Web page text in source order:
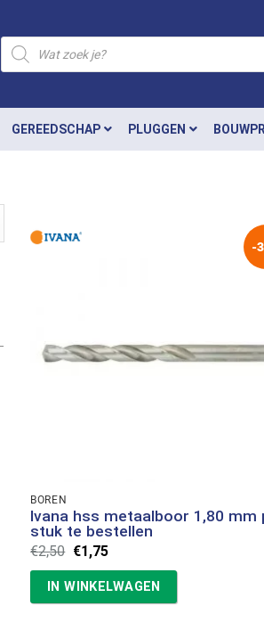
Producten
zoeken
GEREEDSCHAP PLUGGEN
-
BOREN
Ivana hss metaalboor 1,80 mm
stuk te bestellen
€2,50 Oorspronkelijke
prijs
€2,50.
€1,75Huidige
€1,75.
IN WINKELWAGEN